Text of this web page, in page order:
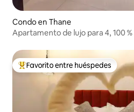
Condo en Thane
Apartamento de lujo para 4, 100
Favorito entre huéspedes preferido
Favorito entre huéspedes